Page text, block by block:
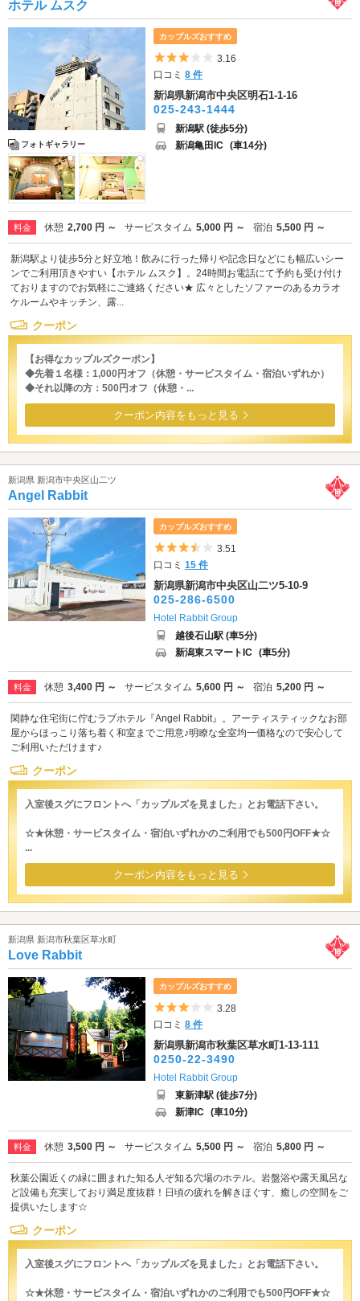
ホテル ムスク
フォトギャラリー
カップルズおすすめ
5つ星のうち3
3.16
口コミ8 件
新潟県新潟市中央区明石1-1-16
025-243-1444
新潟駅 (徒歩5分)
新潟亀田IC (車14分)
料金 休憩 2,700 円 ～ サービスタイム 5,000 円 ～ 宿泊 5,500 円 ～
新潟駅より徒歩5分と好立地！飲みに行った帰りや記念日などにも幅広いシー
ンでご利用頂きやすい【ホテル ムスク】。24時間お電話にて予約も受け付け
ておりますのでお気軽にご連絡ください★ 広々としたソファーのあるカラオ
ケルームやキッチン、露...
クーポン
【お得なカップルズクーポン】
◆先着１名様：1,000円オフ（休憩・サービスタイム・宿泊いずれか）
◆それ以降の方：500円オフ（休憩・...
クーポン内容をもっと見る
新潟県 新潟市中央区山二ツ
Angel Rabbit
カップルズおすすめ
5つ星のうち3.5
3.51
口コミ15 件
新潟県新潟市中央区山二ツ5-10-9
025-286-6500
Hotel Rabbit Group
越後石山駅 (車5分)
新潟東スマートIC (車5分)
料金 休憩 3,400 円 ～ サービスタイム 5,600 円 ～ 宿泊 5,200 円 ～
閑静な住宅街に佇むラブホテル『Angel Rabbit』。アーティスティックなお部
屋からほっこり落ち着く和室までご用意♪明瞭な全室均一価格なので安心して
ご利用いただけます♪
クーポン
入室後スグにフロントへ「カップルズを見ました」とお電話下さい。
☆★休憩・サービスタイム・宿泊いずれかのご利用でも500円OFF★☆
...
クーポン内容をもっと見る
新潟県 新潟市秋葉区草水町
Love Rabbit
カップルズおすすめ
5つ星のうち3
3.28
口コミ8 件
新潟県新潟市秋葉区草水町1-13-111
0250-22-3490
Hotel Rabbit Group
東新津駅 (徒歩7分)
新津IC (車10分)
料金 休憩 3,500 円 ～ サービスタイム 5,500 円 ～ 宿泊 5,800 円 ～
秋葉公園近くの緑に囲まれた知る人ぞ知る穴場のホテル。岩盤浴や露天風呂な
ど設備も充実しており満足度抜群！日頃の疲れを解きほぐす、癒しの空間をご
提供いたします☆
クーポン
入室後スグにフロントへ「カップルズを見ました」とお電話下さい。
☆★休憩・サービスタイム・宿泊いずれかのご利用でも500円OFF★☆